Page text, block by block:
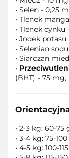
• Selen - 0,25
• Tlenek
• Tlenek cynku
• Jodek potasu
• Selenian
• Siarczan
•
(BHT) - 75
• 2-3 kg: 60-75
• 3-4 kg: 75-
• 4-5 kg: 100-